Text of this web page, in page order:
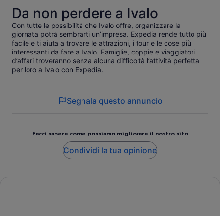
Da non perdere a Ivalo
Con tutte le possibilità che Ivalo offre, organizzare la
giornata potrà sembrarti un’impresa. Expedia rende tutto più
facile e ti aiuta a trovare le attrazioni, i tour e le cose più
interessanti da fare a Ivalo. Famiglie, coppie e viaggiatori
d’affari troveranno senza alcuna difficoltà l’attività perfetta
per loro a Ivalo con Expedia.
Segnala questo annuncio
Facci sapere come possiamo migliorare il nostro sito
Condividi la tua opinione